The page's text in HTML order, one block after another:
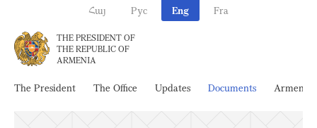
Հայ Рус Eng Fra
THE PRESIDENT OF
THE REPUBLIC OF
ARMENIA
The President The Office Updates Documents Armenia